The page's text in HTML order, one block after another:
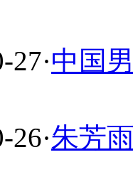
27·中国
26·朱芳